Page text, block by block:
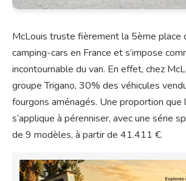
McLouis truste fièrement la 5ème place
camping-cars en France et s’impose
incontournable du van. En effet, chez
groupe Trigano, 30% des véhicules
fourgons aménagés. Une proportion que
s’applique à pérenniser, avec une série
de 9 modèles, à partir de 41.411 €.